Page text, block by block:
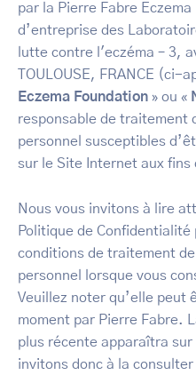
par la Pierre Fabre
d’entreprise des
lutte contre l'eczéma – 3,
TOULOUSE, FRANCE (ci-
Eczema Foundation » ou «
responsable de traitement
personnel susceptibles
sur le Site Internet aux
Nous vous invitons à lire
Politique de
conditions de traitement
personnel lorsque vous
Veuillez noter qu’elle peut
moment par Pierre Fabre.
plus récente apparaîtra
invitons donc à la